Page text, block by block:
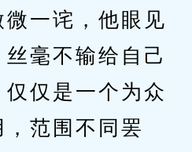
一诧，他眼见
毫不输给自己
仅是一个为众
范围不同罢